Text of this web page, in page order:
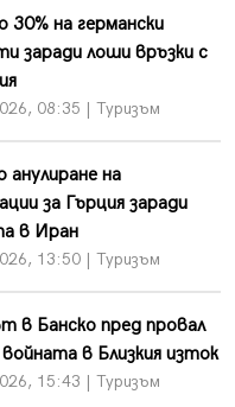
30% на германски
заради лоши връзки с
08:35 | Туризъм
анулиране на
за Гърция заради
в Иран
13:50 | Туризъм
в Банско пред провал
в Близкия изток
15:43 | Туризъм